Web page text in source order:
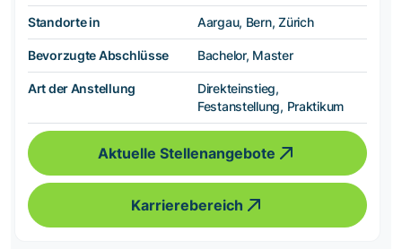
Standorte in Aargau, Bern, Zürich
Bevorzugte Abschlüsse Bachelor, Master
Art der Anstellung
Direkteinstieg,
Festanstellung, Praktikum
Aktuelle Stellenangebote
Karrierebereich